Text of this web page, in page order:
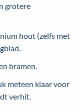
grotere
hout (zelfs met
bramen.
meteen klaar voor
verhit.